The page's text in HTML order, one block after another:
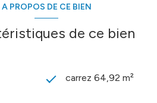
A PROPOS DE CE BIEN
de ce bien
carrez 64,92 m²